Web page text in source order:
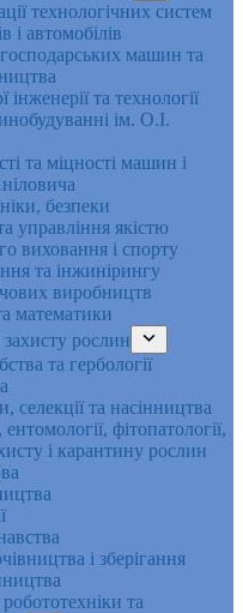
технологічних систем
і автомобілів
машин та
інженерії та технології
ім. О.І.
та міцності машин і
безпеки
управління якістю
виховання і спорту
та інжинірингу
виробництв
математики
захисту рослин
та гербології
селекції та насінництва
фітопатології,
і карантину рослин
і зберігання
та